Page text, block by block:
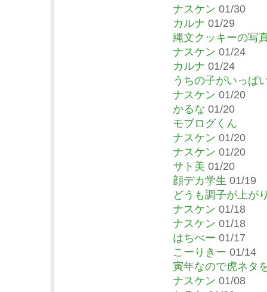
ナスケン 01/30
カルナ 01/29
縄文クッキーの写
ナスケン 01/24
カルナ 01/24
うちの子がいっぱ
ナスケン 01/20
かるな 01/20
モブログくん
ナスケン 01/20
ナスケン 01/20
サト美 01/20
顔デカ学生 01/19
どうも調子が上が
ナスケン 01/18
ナスケン 01/18
はちべー 01/17
こーりきー 01/14
寅年なので虎ネタ
ナスケン 01/08